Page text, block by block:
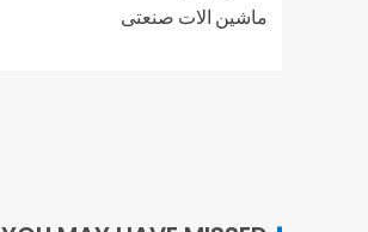
ماشین الات صنعتی